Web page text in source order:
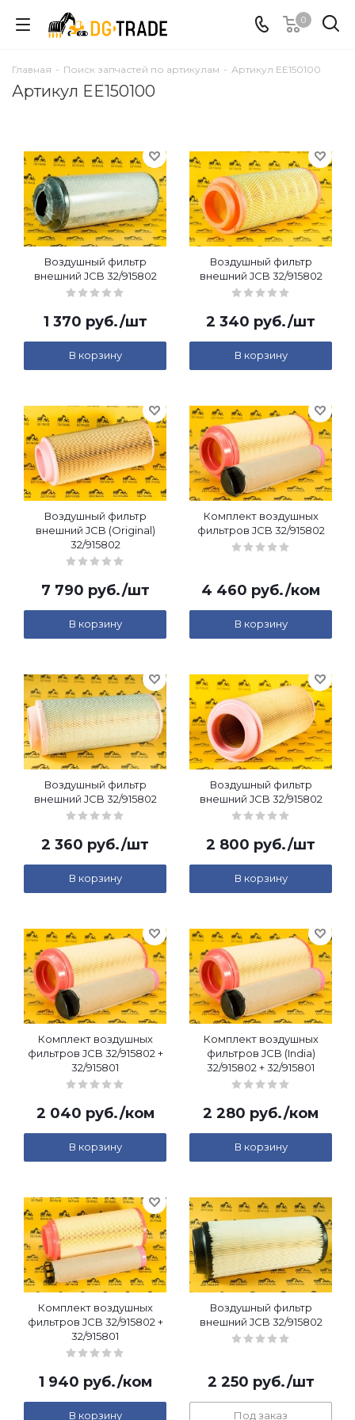
0
Главная - Поиск запчастей по артикулам - Артикул EE150100
Артикул EE150100
Воздушный фильтр
внешний JCB 32/915802
1 370 руб./шт
В корзину
Воздушный фильтр
внешний JCB 32/915802
2 340 руб./шт
В корзину
Воздушный фильтр
внешний JCB (Original)
32/915802
7 790 руб./шт
В корзину
Комплект воздушных
фильтров JCB 32/915802
4 460 руб./ком
В корзину
Воздушный фильтр
внешний JCB 32/915802
2 360 руб./шт
В корзину
Воздушный фильтр
внешний JCB 32/915802
2 800 руб./шт
В корзину
Комплект воздушных
фильтров JCB 32/915802 +
32/915801
2 040 руб./ком
В корзину
Комплект воздушных
фильтров JCB (India)
32/915802 + 32/915801
2 280 руб./ком
В корзину
Комплект воздушных
фильтров JCB 32/915802 +
32/915801
1 940 руб./ком
В корзину
Воздушный фильтр
внешний JCB 32/915802
2 250 руб./шт
Под заказ